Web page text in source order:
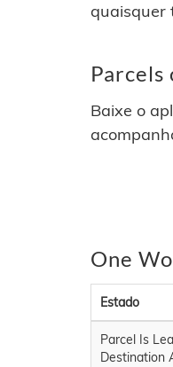
quaisquer
Parcels
Baixe o
One
Estado
Parcel Is
Destination